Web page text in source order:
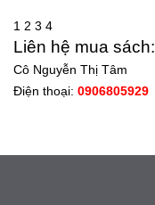
1 2 3 4
Liên hệ mua sách:
Cô Nguyễn Thị Tâm
Điện thoại: 0906805929